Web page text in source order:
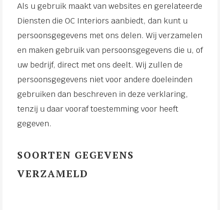
Als u gebruik maakt van websites en gerelateerde
Diensten die OC Interiors aanbiedt, dan kunt u
persoonsgegevens met ons delen. Wij verzamelen
en maken gebruik van persoonsgegevens die u, of
uw bedrijf, direct met ons deelt. Wij zullen de
persoonsgegevens niet voor andere doeleinden
gebruiken dan beschreven in deze verklaring,
tenzij u daar vooraf toestemming voor heeft
gegeven.
SOORTEN GEGEVENS
VERZAMELD